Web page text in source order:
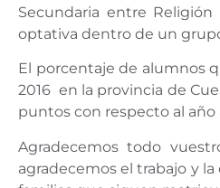
Secundaria entre
optativa dentro de un
El porcentaje de alumnos
2016 en la provincia de
puntos con respecto al año
Agradecemos todo
agradecemos el trabajo y la